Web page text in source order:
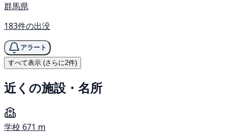
群馬県
183件の出没
アラート
すべて表示 (さらに2件)
近くの施設・名所
学校 671 m